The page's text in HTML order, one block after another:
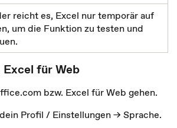
reicht es, Excel nur temporär auf
um die Funktion zu testen und
für Web
bzw. Excel für Web gehen.
Profil / Einstellungen → Sprache.